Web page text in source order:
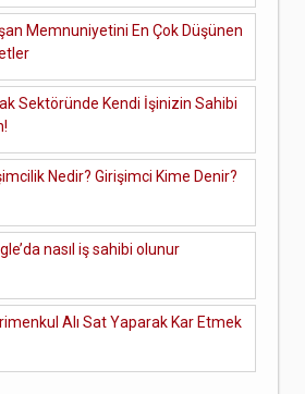
Memnuniyetini En Çok Düşünen
Sektöründe Kendi İşinizin Sahibi
Nedir? Girişimci Kime Denir?
nasıl iş sahibi olunur
Alı Sat Yaparak Kar Etmek